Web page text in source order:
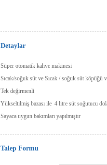
Detaylar
Süper otomatik kahve makinesi
Sıcak/soğuk süt ve Sıcak / soğuk süt köpüğü
Tek değirmenli
Yükseltilmiş bazası ile 4 litre süt soğutucu
Sayaca uygun bakımları yapılmıştır
Talep Formu